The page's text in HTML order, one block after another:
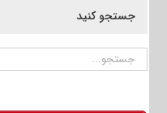
جستجو کنید
جستجو